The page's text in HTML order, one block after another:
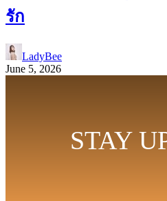
รัก
LadyBee
June 5, 2026
STAY